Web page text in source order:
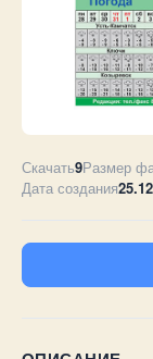
Скачать9Размер
Дата создания